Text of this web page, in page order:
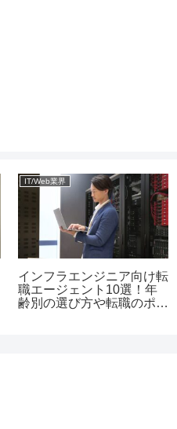
IT/Web業界
インフラエンジニア向け転
職エージェント10選！年
齢別の選び方や転職のポイ